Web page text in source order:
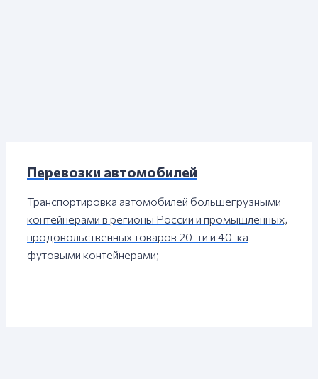
Перевозки автомобилей
Транспортировка автомобилей большегрузными
контейнерами в регионы России и промышленных,
продовольственных товаров 20-ти и 40-ка
футовыми контейнерами;